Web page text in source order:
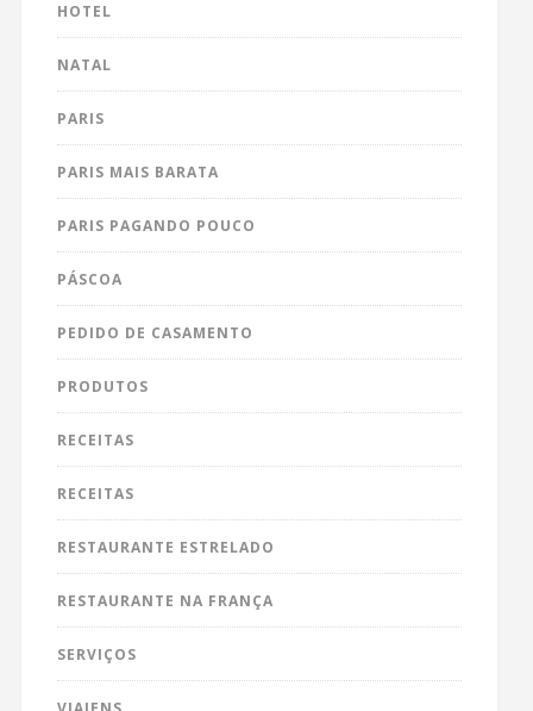
HOTEL
NATAL
PARIS
PARIS MAIS BARATA
PARIS PAGANDO POUCO
PÁSCOA
PEDIDO DE CASAMENTO
PRODUTOS
RECEITAS
RECEITAS
RESTAURANTE ESTRELADO
RESTAURANTE NA FRANÇA
SERVIÇOS